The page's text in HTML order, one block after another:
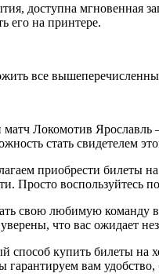
доступна мгновенная
его на принтере.
все
Локомотив
стать свидетелем
приобрести
Просто воспользуйтесь
свою любимую
что вас ожидает
способ купить билеты на
вам